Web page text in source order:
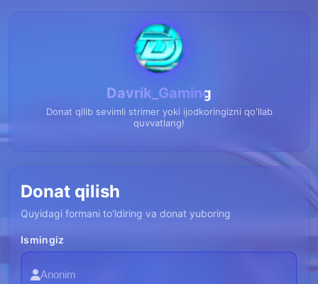
Davrik_Gaming
Donat qilib sevimli strimer yoki ijodkoringizni qo'llab
quvvatlang!
Donat qilish
Quyidagi formani to'ldiring va donat yuboring
Ismingiz